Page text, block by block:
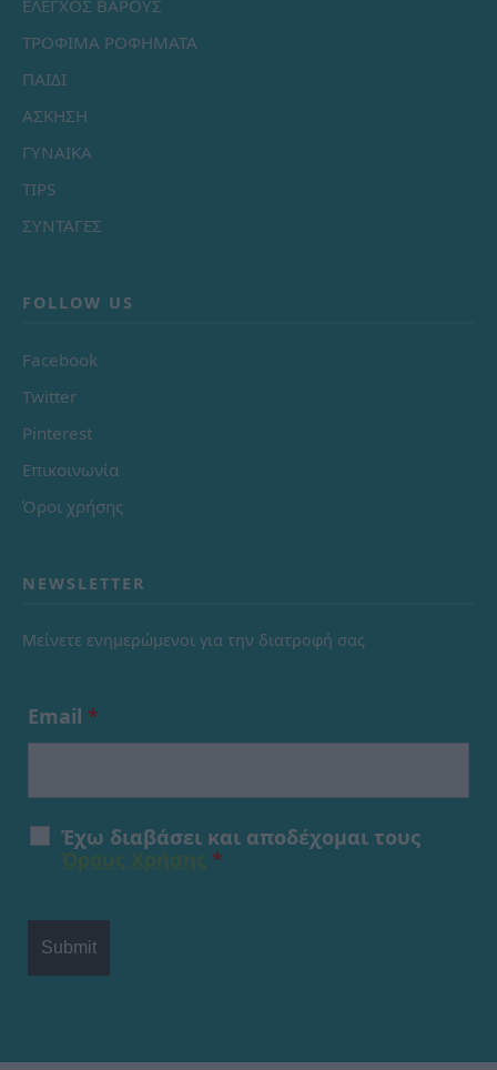
ΕΛΕΓΧΟΣ ΒΑΡΟΥΣ
ΤΡΟΦΙΜΑ ΡΟΦΗΜΑΤΑ
ΠΑΙΔΙ
ΑΣΚΗΣΗ
ΓΥΝΑΙΚΑ
TIPS
ΣΥΝΤΑΓΕΣ
FOLLOW US
Facebook
Twitter
Pinterest
Επικοινωνία
Όροι χρήσης
NEWSLETTER
Μείνετε ενημερώμενοι για την διατροφή σας
Email *
Έχω διαβάσει και αποδέχομαι τους
*